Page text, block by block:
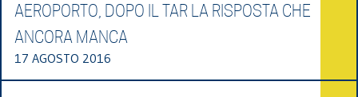
AEROPORTO, DOPO IL TAR LA RISPOSTA CHE
ANCORA MANCA
17 AGOSTO 2016